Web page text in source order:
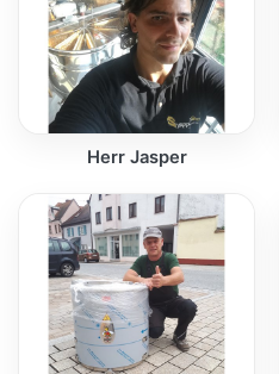
Herr Jasper